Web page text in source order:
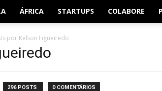
ÁFRICA STARTUPS COLABORE
por Kelson Figueiredo
296 POSTS 0 COMENTÁRIOS